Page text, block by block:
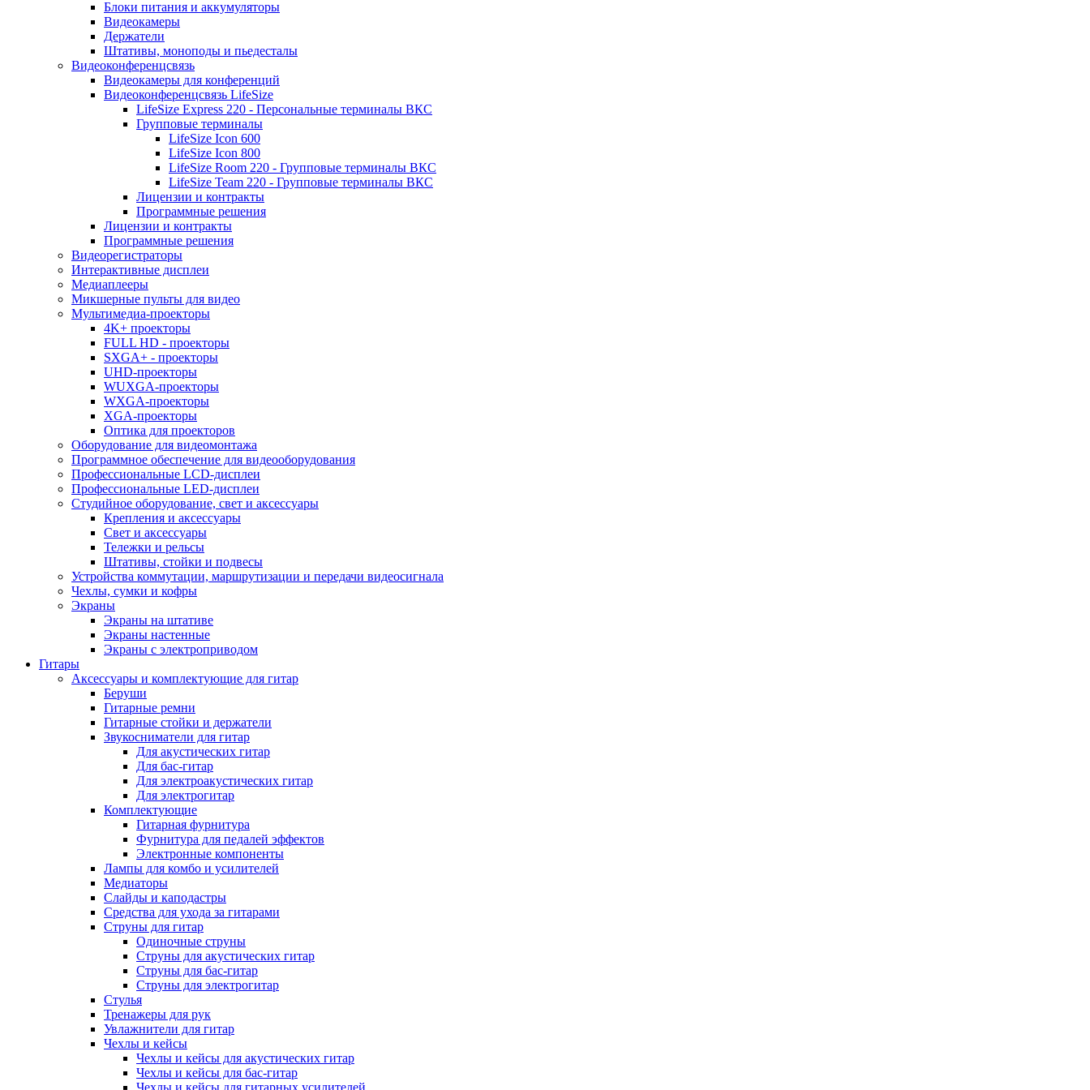
Блоки питания и аккумуляторы
Видеокамеры
Держатели
Штативы, моноподы и пьедесталы
Видеоконференцсвязь
Видеокамеры для конференций
Видеоконференцсвязь LifeSize
LifeSize Express 220 - Персональные терминалы ВКС
Групповые терминалы
LifeSize Icon 600
LifeSize Icon 800
LifeSize Room 220 - Групповые терминалы ВКС
LifeSize Team 220 - Групповые терминалы ВКС
Лицензии и контракты
Программные решения
Лицензии и контракты
Программные решения
Видеорегистраторы
Интерактивные дисплеи
Медиаплееры
Микшерные пульты для видео
Мультимедиа-проекторы
4K+ проекторы
FULL HD - проекторы
SXGA+ - проекторы
UHD-проекторы
WUXGA-проекторы
WXGA-проекторы
XGA-проекторы
Оптика для проекторов
Оборудование для видеомонтажа
Программное обеспечение для видеооборудования
Профессиональные LCD-дисплеи
Профессиональные LED-дисплеи
Студийное оборудование, свет и аксессуары
Крепления и аксессуары
Свет и аксессуары
Тележки и рельсы
Штативы, стойки и подвесы
Устройства коммутации, маршрутизации и передачи видеосигнала
Чехлы, сумки и кофры
Экраны
Экраны на штативе
Экраны настенные
Экраны с электроприводом
Гитары
Аксессуары и комплектующие для гитар
Беруши
Гитарные ремни
Гитарные стойки и держатели
Звукосниматели для гитар
Для акустических гитар
Для бас-гитар
Для электроакустических гитар
Для электрогитар
Комплектующие
Гитарная фурнитура
Фурнитура для педалей эффектов
Электронные компоненты
Лампы для комбо и усилителей
Медиаторы
Слайды и каподастры
Средства для ухода за гитарами
Струны для гитар
Одиночные струны
Струны для акустических гитар
Струны для бас-гитар
Струны для электрогитар
Стулья
Тренажеры для рук
Увлажнители для гитар
Чехлы и кейсы
Чехлы и кейсы для акустических гитар
Чехлы и кейсы для бас-гитар
Чехлы и кейсы для гитарных усилителей